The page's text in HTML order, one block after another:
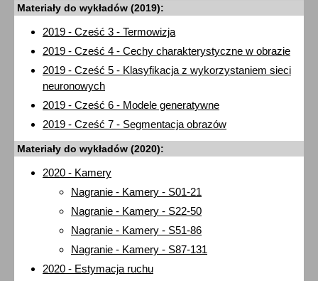
Materiały do wykładów (2019):
2019 - Cześć 3 - Termowizja
2019 - Cześć 4 - Cechy charakterystyczne w obrazie
2019 - Cześć 5 - Klasyfikacja z wykorzystaniem sieci
neuronowych
2019 - Cześć 6 - Modele generatywne
2019 - Cześć 7 - Segmentacja obrazów
Materiały do wykładów (2020):
2020 - Kamery
Nagranie - Kamery - S01-21
Nagranie - Kamery - S22-50
Nagranie - Kamery - S51-86
Nagranie - Kamery - S87-131
2020 - Estymacja ruchu